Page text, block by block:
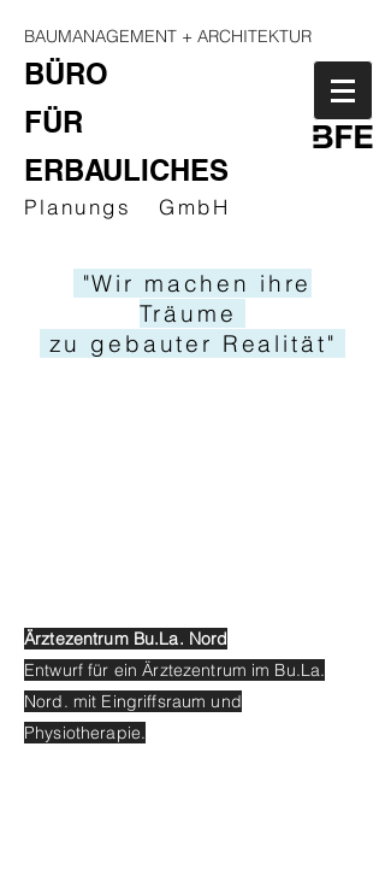
BAUMANAGEMENT + ARCHITEKTUR
BÜRO
FÜR
ERBAULICHES
Planungs GmbH
"Wir machen ihre
Träume
zu gebauter Realität"
Ärztezentrum Bu.La. Nord
Entwurf für ein Ärztezentrum im Bu.La.
Nord. mit Eingriffsraum und
Physiotherapie.